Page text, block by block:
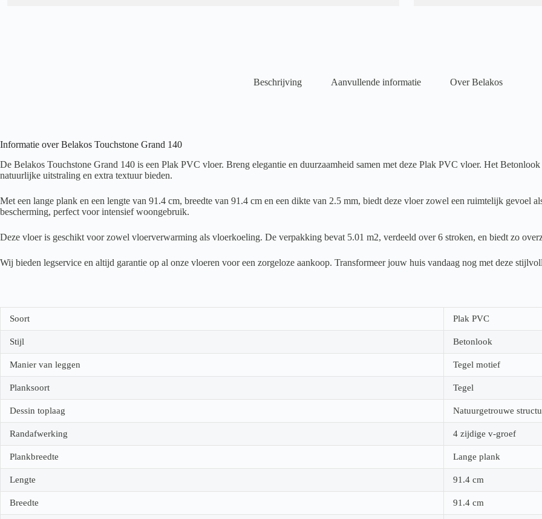
Beschrijving Aanvullende informatie Over Belakos
Informatie over Belakos Touchstone Grand 140
De Belakos Touchstone Grand 140 is een Plak PVC vloer. Breng elegantie en duurzaamheid samen met deze Plak PVC vloer. Het
natuurlijke uitstraling en extra textuur bieden.
Met een lange plank en een lengte van 91.4 cm, breedte van 91.4 cm en een dikte van 2.5 mm, biedt deze vloer zowel een ruimtelijk gevoel
bescherming, perfect voor intensief woongebruik.
Deze vloer is geschikt voor zowel vloerverwarming als vloerkoeling. De verpakking bevat 5.01 m2, verdeeld over 6 stroken, en biedt zo
Wij bieden legservice en altijd garantie op al onze vloeren voor een zorgeloze aankoop. Transformeer jouw huis vandaag nog met deze
Soort Plak PVC
Stijl Betonlook
Manier van leggen Tegel motief
Planksoort Tegel
Dessin toplaag Natuurgetrouwe
Randafwerking 4 zijdige v-groef
Plankbreedte Lange plank
Lengte 91.4 cm
Breedte 91.4 cm